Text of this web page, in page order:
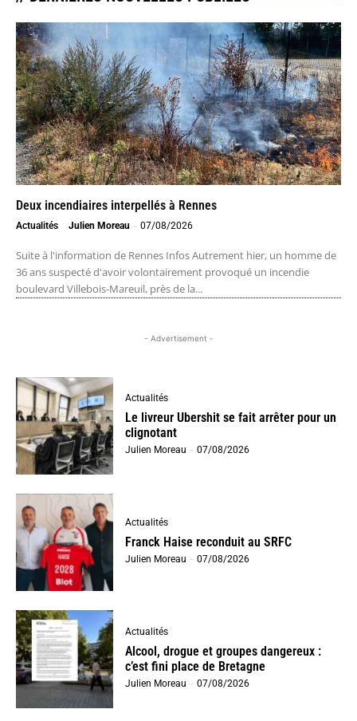
Deux incendiaires interpellés à Rennes
Actualités Julien Moreau - 07/08/2026
Suite à l'information de Rennes Infos Autrement hier, un homme de
36 ans suspecté d'avoir volontairement provoqué un incendie
boulevard Villebois-Mareuil, près de la...
- Advertisement -
Actualités
Le livreur Ubershit se fait arrêter pour un
clignotant
Julien Moreau - 07/08/2026
Actualités
Franck Haise reconduit au SRFC
Julien Moreau - 07/08/2026
Actualités
Alcool, drogue et groupes dangereux :
c’est fini place de Bretagne
Julien Moreau - 07/08/2026